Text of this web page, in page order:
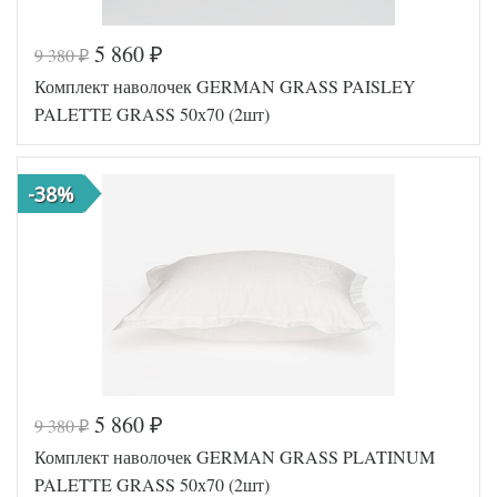
Код товара
Артикул
GG-305070
Ткань
Мако-сатин
жаккардовый
Размер
наволочек
50х70 (2шт)
Производитель
Код товара
Артикул
GG-325070
Ткань
Мако-сатин
9 380₽ 5 860 ₽
Комплект наволочек GERMAN GRASS PAISLEY
PALETTE GRASS 50х70 (2шт)
-38%
9 380₽ 5 860 ₽
Комплект наволочек GERMAN GRASS PLATINUM
PALETTE GRASS 50х70 (2шт)